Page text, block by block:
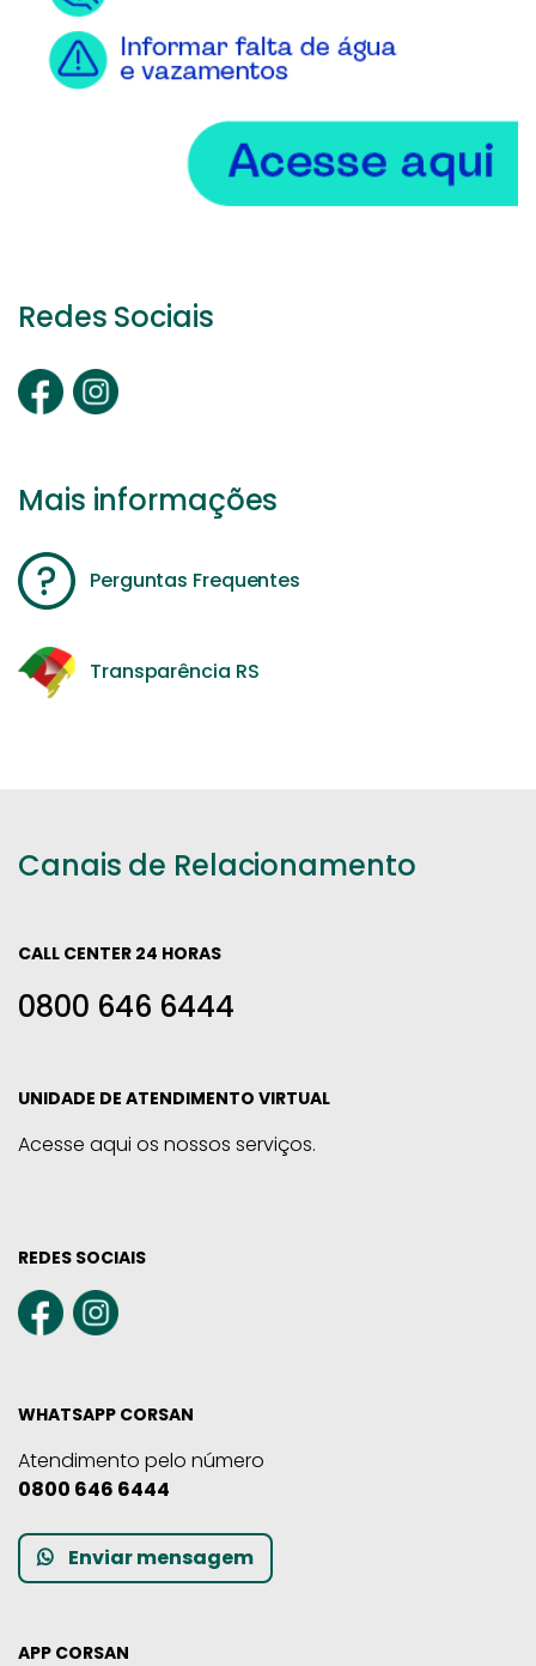
Redes Sociais
Mais informações
Perguntas Frequentes
Transparência RS
Canais de Relacionamento
CALL CENTER 24 HORAS
0800 646 6444
UNIDADE DE ATENDIMENTO VIRTUAL
Acesse aqui os nossos serviços.
REDES SOCIAIS
WHATSAPP CORSAN
Atendimento pelo número
0800 646 6444
Enviar mensagem
APP CORSAN